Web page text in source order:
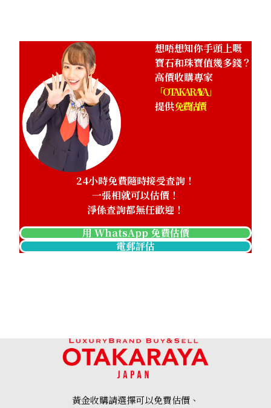
想唔想知你手頭上嘅
寶石和珠寶值幾多錢？
高價收購專家
「OTAKARAYA」
提供免費估價
24小時免費隨時接受查詢！
一張相就可以估價！
淨係查詢都無任歡迎！
用 WhatsApp 免費估價
電郵評估
黃金收購請選擇可以免費估價、